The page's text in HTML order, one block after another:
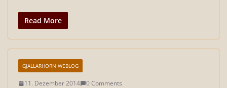
Read More
GJALLARHORN WEBLOG
11. Dezember 2014 0 Comments